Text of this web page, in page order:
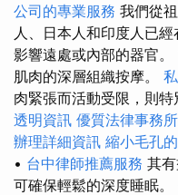
公司的專業服務 我們從
人、日本人和印度人已
影響遠處或內部的器官
肌肉的深層組織按摩。
肉緊張而活動受限，則特
透明資訊 優質法律事務
辦理詳細資訊 縮小毛孔
• 台中律師推薦服務 其
可確保輕鬆的深度睡眠。